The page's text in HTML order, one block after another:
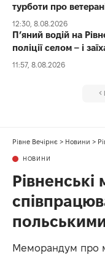
турботи про
12:30, 8.08.2026
П’яний водій на
поліції селом – і
11:57, 8.08.2026
Рівне Вечірнє > Новини >
НОВИНИ
Рівненські
Меморандум про